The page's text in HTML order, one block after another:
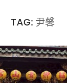
TAG: 尹馨